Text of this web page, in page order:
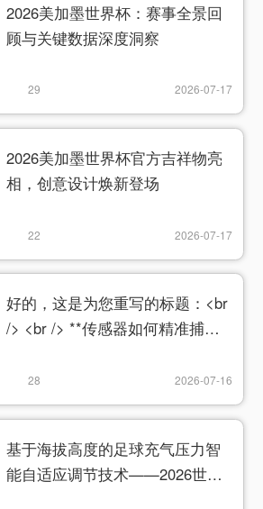
2026美加墨世界杯：赛事全景回
顾与关键数据深度洞察
29 2026-07-17
2026美加墨世界杯官方吉祥物亮
相，创意设计焕新登场
22 2026-07-17
好的，这是为您重写的标题：<br
/> <br /> **传感器如何精准捕捉
28 2026-07-16
基于海拔高度的足球充气压力智
能自适应调节技术——2026世界